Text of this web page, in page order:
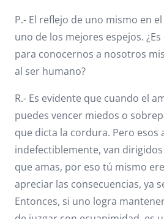
P.- El reflejo de uno mismo en
uno de los mejores espejos.
para conocernos a nosotros
al ser humano?
R.- Es evidente que cuando el
puedes vencer miedos o
que dicta la cordura. Pero esos
indefectiblemente, van
que amas, por eso tú mismo
apreciar las consecuencias, ya
Entonces, si uno logra